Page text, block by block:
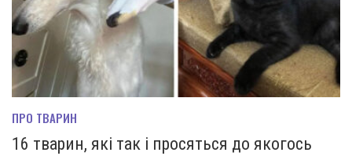
ПРО ТВАРИН
16 тварин, які так і просяться до якогось